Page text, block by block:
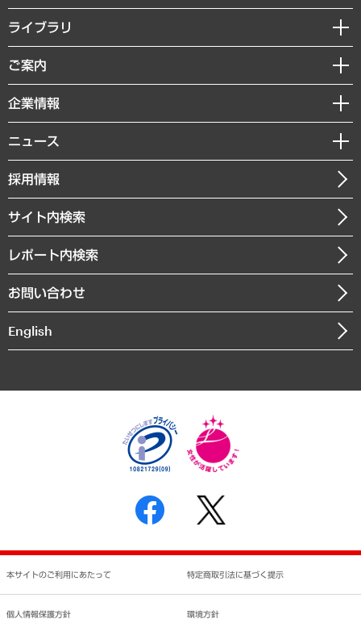
経営戦略
組織・人事戦略
デジタルイノベーション
共生・ダイバーシティ
GRC（ガバナンス・リスク・コンプライアンス）・防災（政策）
経済・産業・雇用・労働
まちづくり・観光・交通・スポーツ・スマートシティ
自然資源・農林水産業・食料システム
ライブラリ
経済調査
レポート
コラム
経営用語集
受託・受注実績（官公庁関連）
メディア掲載・出演
ご案内
セミナー・イベント情報
MUFGビジネスセミナー
受託案件情報
企業情報
私たちの想い
社長メッセージ
会社概要
沿革
組織図・本部部室紹介
インドネシア現地法人
個人情報保護方針
反社会的勢力に対する基本方針
書面による個人情報の開示等の請求の手続きについて
ニュース
ニュースリリース
お知らせ
採用情報
サイト内検索
レポート内検索
お問い合わせ
English
本サイトのご利用にあたって 特定商取引法に基づく提示
個人情報保護方針 環境方針